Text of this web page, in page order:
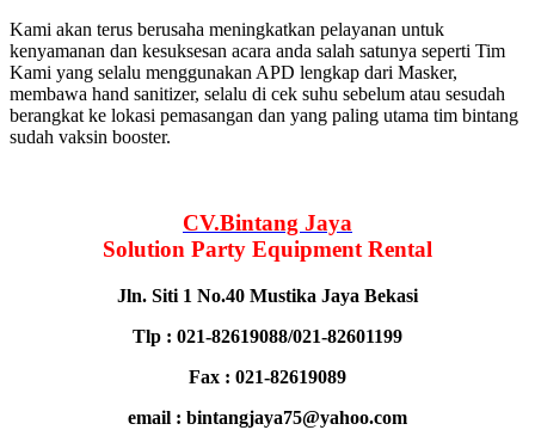
Kami akan terus berusaha meningkatkan pelayanan untuk
kenyamanan dan kesuksesan acara anda salah satunya seperti Tim
Kami yang selalu menggunakan APD lengkap dari Masker,
membawa hand sanitizer, selalu di cek suhu sebelum atau sesudah
berangkat ke lokasi pemasangan dan yang paling utama tim bintang
sudah vaksin booster.
CV.Bintang Jaya
Solution Party EquipmentRental
Jln. Siti 1 No.40 Mustika Jaya Bekasi
Tlp : 021-82619088/021-82601199
Fax : 021-82619089
email : bintangjaya75@yahoo.com